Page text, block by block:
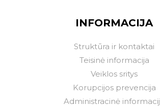
INFORMACIJA
Struktūra ir kontaktai
Teisinė informacija
Veiklos sritys
Korupcijos prevencija
Administracinė